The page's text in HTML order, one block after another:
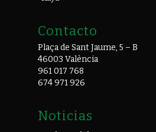
Contacto
Plaça de Sant Jaume, 5 – B
46003 València
961 017 768
674 971 926
Noticias